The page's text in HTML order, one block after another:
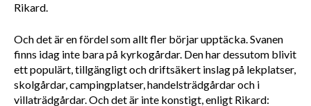
Rikard.
Och det är en fördel som allt fler börjar upptäcka. Svanen
finns idag inte bara på kyrkogårdar. Den har dessutom blivit
ett populärt, tillgängligt och driftsäkert inslag på lekplatser,
skolgårdar, campingplatser, handelsträdgårdar och i
villaträdgårdar. Och det är inte konstigt, enligt Rikard: